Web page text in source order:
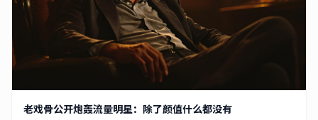
老戏骨公开炮轰流量明星：除了颜值什么都没有